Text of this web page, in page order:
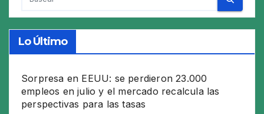
Lo Último
Sorpresa en EEUU: se perdieron 23.000
empleos en julio y el mercado recalcula las
perspectivas para las tasas